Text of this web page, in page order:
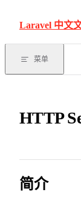
Laravel 中文
菜单
HTTP
简介